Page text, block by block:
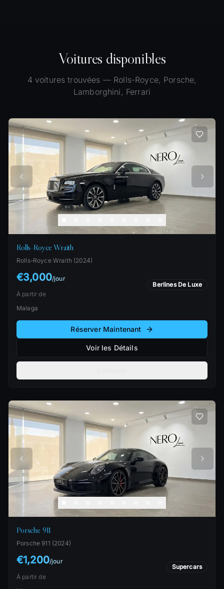
Voitures disponibles
4 voitures trouvées — Rolls-Royce, Porsche,
Lamborghini, Ferrari
Rolls-Royce Wraith
Rolls-Royce Wraith (2024)
€3,000/jour
À partir de
Berlines De Luxe
Malaga
Réserver Maintenant
Voir les Détails
Porsche 911
Porsche 911 (2024)
€1,200/jour
À partir de
Supercars